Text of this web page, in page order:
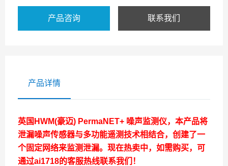
产品咨询 联系我们
产品详情
英国HWM(豪迈) PermaNET+ 噪声监测仪，本产品将
泄漏噪声传感器与多功能遥测技术相结合，创建了一
个固定网络来监测泄漏。现在热卖中，如需购买，可
通过ai1718的客服热线联系我们！